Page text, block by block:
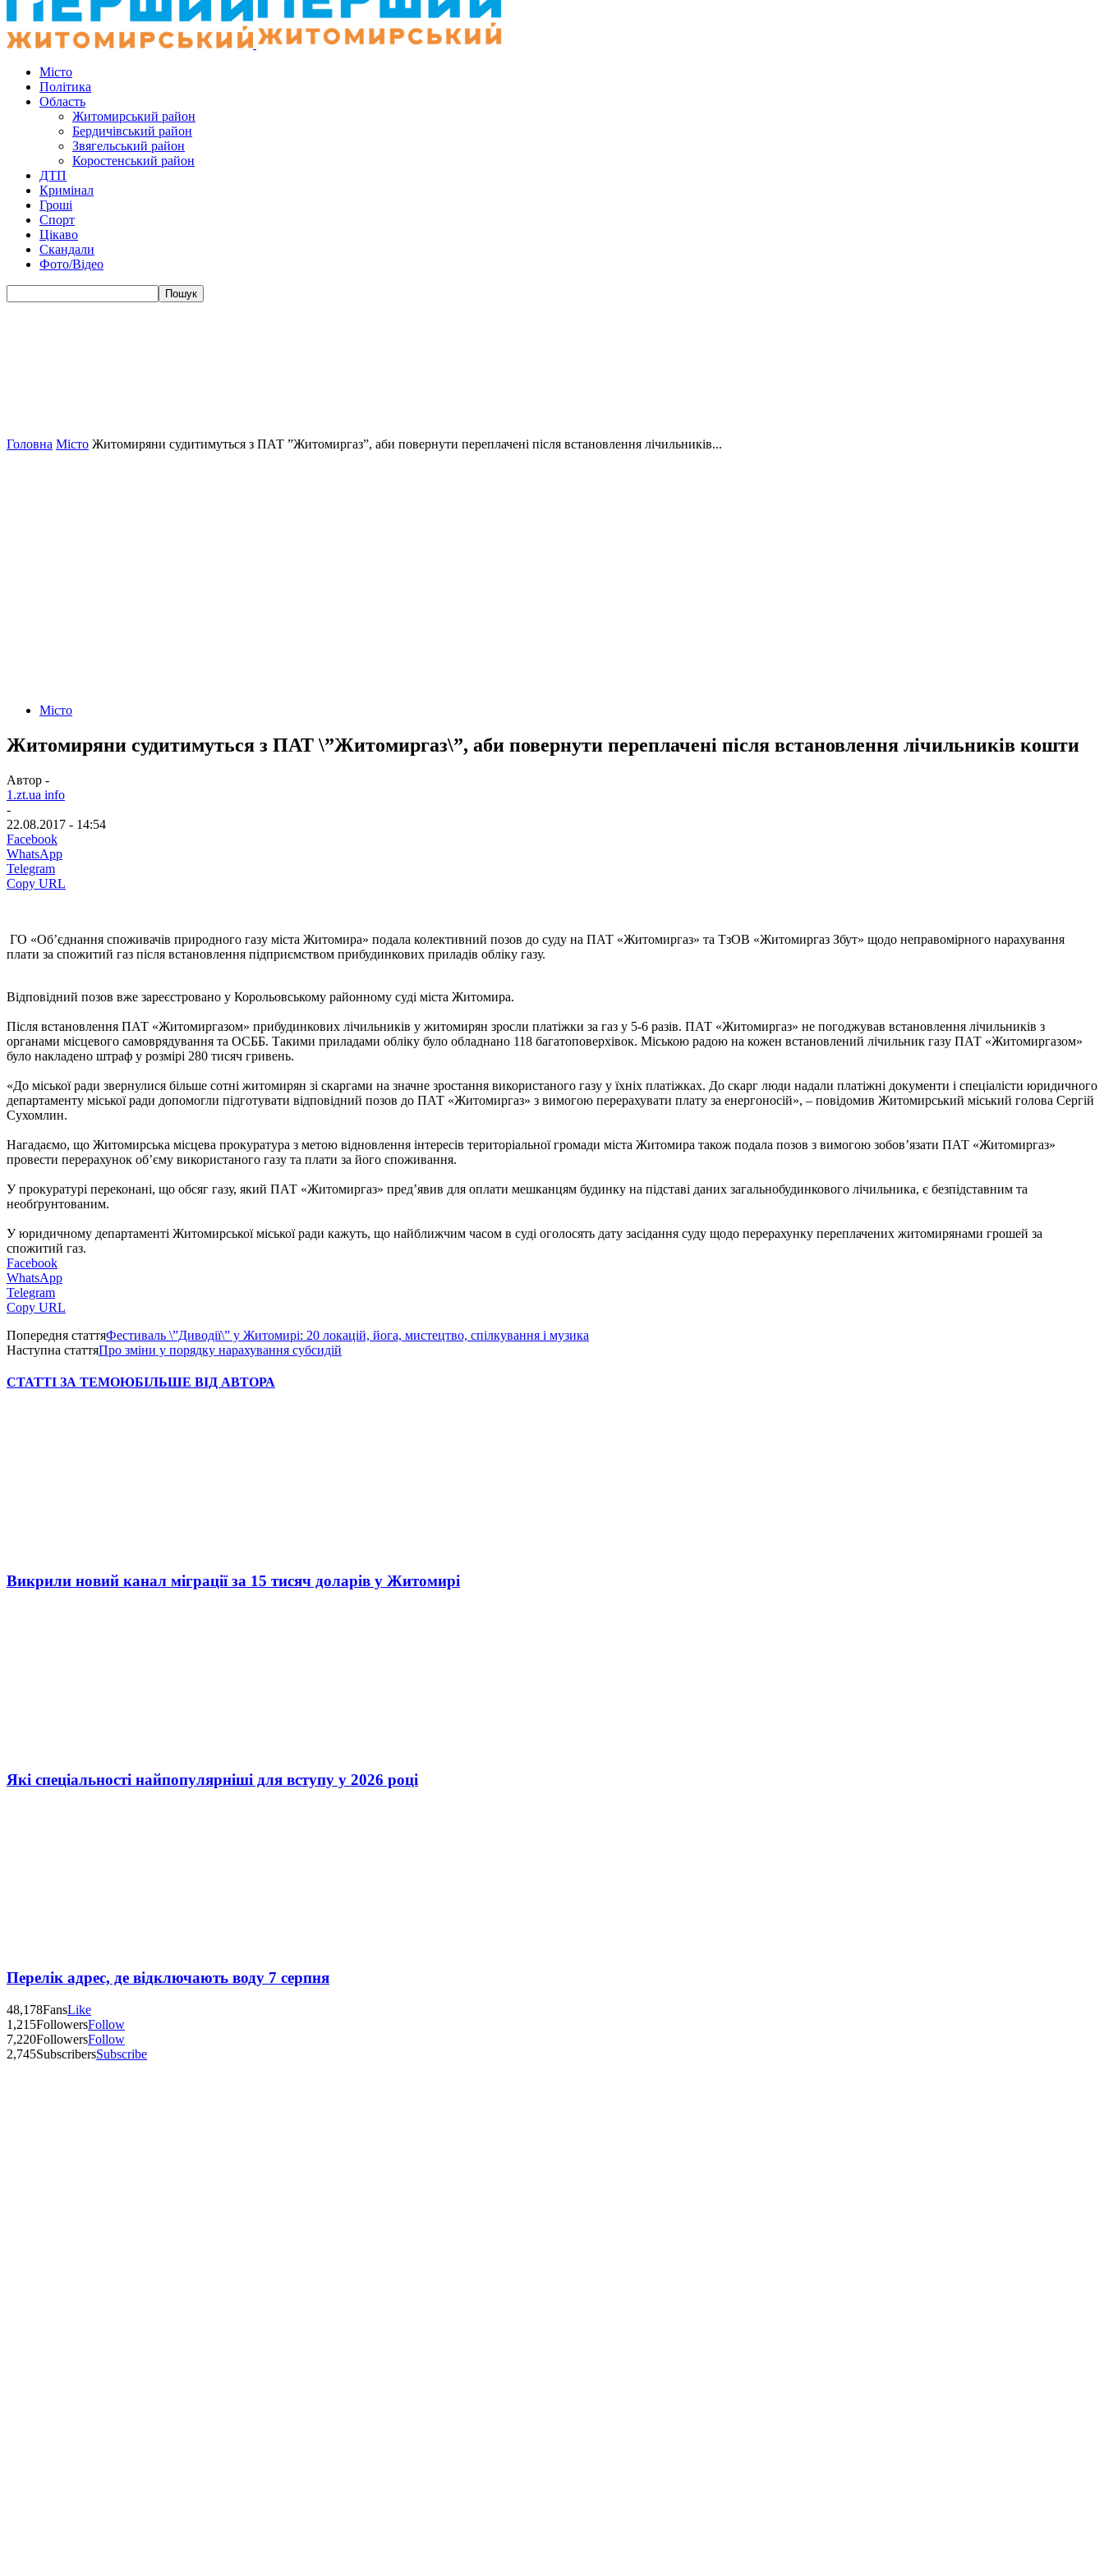
Місто
Політика
Область
Житомирський район
Бердичівський район
Звягельський район
Коростенський район
ДТП
Кримінал
Гроші
Спорт
Цікаво
Скандали
Фото/Відео
Головна Місто Житомиряни судитимуться з ПАТ ”Житомиргаз”, аби повернути переплачені після встановлення лічильників...
Місто
Житомиряни судитимуться з ПАТ \”Житомиргаз\”, аби повернути переплачені після встановлення лічильників кошти
Автор -
1.zt.ua info
-
22.08.2017 - 14:54
Facebook
WhatsApp
Telegram
Copy URL
ГО «Об’єднання споживачів природного газу міста Житомира» подала колективний позов до суду на ПАТ «Житомиргаз» та ТзОВ «Житомиргаз Збут» щодо неправомірного нарахування
плати за спожитий газ після встановлення підприємством прибудинкових приладів обліку газу.
Відповідний позов вже зареєстровано у Корольовському районному суді міста Житомира.
Після встановлення ПАТ «Житомиргазом» прибудинкових лічильників у житомирян зросли платіжки за газ у 5-6 разів. ПАТ «Житомиргаз» не погоджував встановлення лічильників з
органами місцевого самоврядування та ОСББ. Такими приладами обліку було обладнано 118 багатоповерхівок. Міською радою на кожен встановлений лічильник газу ПАТ «Житомиргазом»
було накладено штраф у розмірі 280 тисяч гривень.
«До міської ради звернулися більше сотні житомирян зі скаргами на значне зростання використаного газу у їхніх платіжках. До скарг люди надали платіжні документи і спеціалісти юридичного
департаменту міської ради допомогли підготувати відповідний позов до ПАТ «Житомиргаз» з вимогою перерахувати плату за енергоносій», – повідомив Житомирський міський голова Сергій
Сухомлин.
Нагадаємо, що Житомирська місцева прокуратура з метою відновлення інтересів територіальної громади міста Житомира також подала позов з вимогою зобов’язати ПАТ «Житомиргаз»
провести перерахунок об’єму використаного газу та плати за його споживання.
У прокуратурі переконані, що обсяг газу, який ПАТ «Житомиргаз» пред’явив для оплати мешканцям будинку на підставі даних загальнобудинкового лічильника, є безпідставним та
необґрунтованим.
У юридичному департаменті Житомирської міської ради кажуть, що найближчим часом в суді оголосять дату засідання суду щодо перерахунку переплачених житомирянами грошей за
спожитий газ.
Facebook
WhatsApp
Telegram
Copy URL
Попередня статтяФестиваль \”Диводії\” у Житомирі: 20 локацій, йога, мистецтво, спілкування і музика
Наступна статтяПро зміни у порядку нарахування субсидій
СТАТТІ ЗА ТЕМОЮБІЛЬШЕ ВІД АВТОРА
Викрили новий канал міграції за 15 тисяч доларів у Житомирі
Які спеціальності найпопулярніші для вступу у 2026 році
Перелік адрес, де відключають воду 7 серпня
48,178FansLike
1,215FollowersFollow
7,220FollowersFollow
2,745SubscribersSubscribe